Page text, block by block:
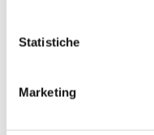
Statistiche
Marketing